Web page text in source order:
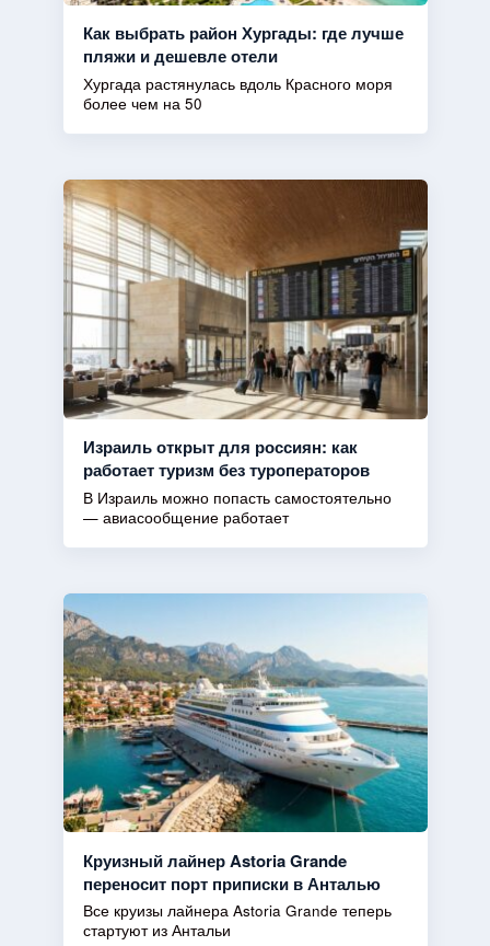
Как выбрать район Хургады: где лучше
пляжи и дешевле отели
Хургада растянулась вдоль Красного моря
более чем на 50
Израиль открыт для россиян: как
работает туризм без туроператоров
В Израиль можно попасть самостоятельно
— авиасообщение работает
Круизный лайнер Astoria Grande
переносит порт приписки в Анталью
Все круизы лайнера Astoria Grande теперь
стартуют из Антальи